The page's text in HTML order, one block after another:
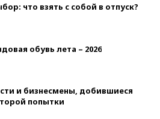
что взять с собой в отпуск?
обувь лета – 2026
и бизнесмены, добившиеся
попытки